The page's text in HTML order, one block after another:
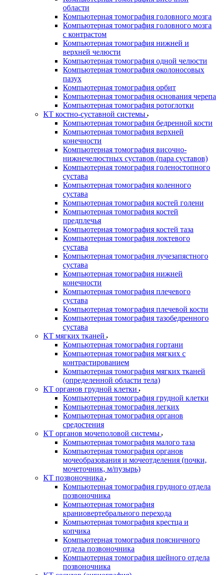
области
Компьютерная томография головного мозга
Компьютерная томография головного мозга
с контрастом
Компьютерная томография нижней и
верхней челюсти
Компьютерная томография одной челюсти
Компьютерная томография околоносовых
пазух
Компьютерная томография орбит
Компьютерная томография основания черепа
Компьютерная томография ротоглотки
КТ костно-суставной системы
Компьютерная томография бедренной кости
Компьютерная томография верхней
конечности
Компьютерная томография височно-
нижнечелюстных суставов (пара суставов)
Компьютерная томография голеностопного
сустава
Компьютерная томография коленного
сустава
Компьютерная томография костей голени
Компьютерная томография костей
предплечья
Компьютерная томография костей таза
Компьютерная томография локтевого
сустава
Компьютерная томография лучезапястного
сустава
Компьютерная томография нижней
конечности
Компьютерная томография плечевого
сустава
Компьютерная томография плечевой кости
Компьютерная томография тазобедренного
сустава
КТ мягких тканей
Компьютерная томография гортани
Компьютерная томография мягких с
контрастированием
Компьютерная томография мягких тканей
(определенной области тела)
КТ органов грудной клетки
Компьютерная томография грудной клетки
Компьютерная томография легких
Компьютерная томография органов
средостения
КТ органов мочеполовой системы
Компьютерная томография малого таза
Компьютерная томография органов
мочеобразования и мочеотделения (почки,
мочеточник, м/пузырь)
КТ позвоночника
Компьютерная томография грудного отдела
позвоночника
Компьютерная томография
краниовертебрального перехода
Компьютерная томография крестца и
копчика
Компьютерная томография поясничного
отдела позвоночника
Компьютерная томография шейного отдела
позвоночника